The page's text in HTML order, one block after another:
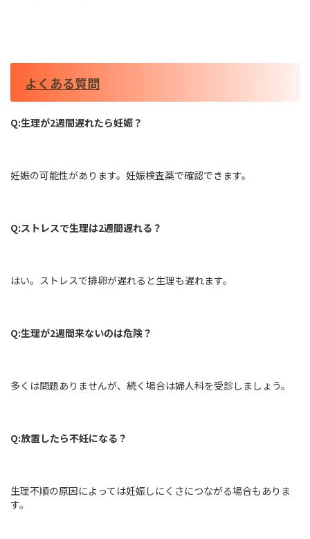
よくある質問
Q:生理が2週間遅れたら妊娠？
妊娠の可能性があります。妊娠検査薬で確認できます。
Q:ストレスで生理は2週間遅れる？
はい。ストレスで排卵が遅れると生理も遅れます。
Q:生理が2週間来ないのは危険？
多くは問題ありませんが、続く場合は婦人科を受診しましょう。
Q:放置したら不妊になる？
生理不順の原因によっては妊娠しにくさにつながる場合もありま
す。